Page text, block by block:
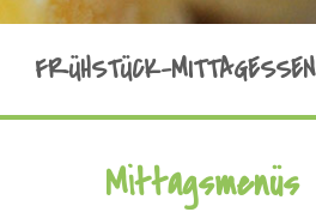
FRÜHSTÜCK-MITTAGESSEN
Mittagsmenüs